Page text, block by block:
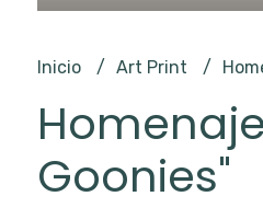
Inicio Art Print
Goonies"